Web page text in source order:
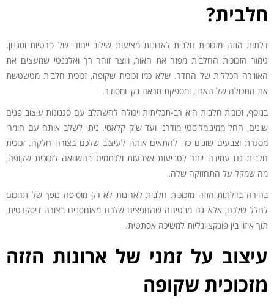
חלבית?
דלתות הזזה מזכוכית חלבית לארונות מציעות שילוב ייחודי של פרטיות וסגנון.
גימור הזכוכית החלבית מפזר את האור, ויוצר זוהר רך ואלגנטי שמעצים את
האווירה הכללית של החדר. שלא כמו זכוכית שקופה, זכוכית חלבית מטשטשת
את התכולה של הארון, ומספקת מראה נקי ומסודר.
בנוסף, זכוכית חלבית היא רב-תכליתית ויכולה להשתלב עם סגנונות עיצוב פנים
שונים, החל ממינימליסטי מודרני ועד שיק קלאסי. ניתן לשלב אותה עם חומרי
מסגרת וצבעים שונים כדי להתאים אותה לעיצוב שלכם בצורה חלקה. זכוכית
חלבית גם עמידה יותר לטביעות אצבעות ולכתמים בהשוואה לזכוכית שקופה,
מה שמקל על התחזוקה שלה.
בחירה בדלתות הזזה מזכוכית חלבית לארונות לא רק מוסיפה נופך של תחכום
לחלל שלכם, אלא גם מבטיחה שהחפצים שלכם מאוחסנים בצורה דיסקרטית,
תוך איזון בין פונקציונליות למשיכה אסתטית.
עיצוב על זמני של ארונות הזזה
מזכוכית שקופה